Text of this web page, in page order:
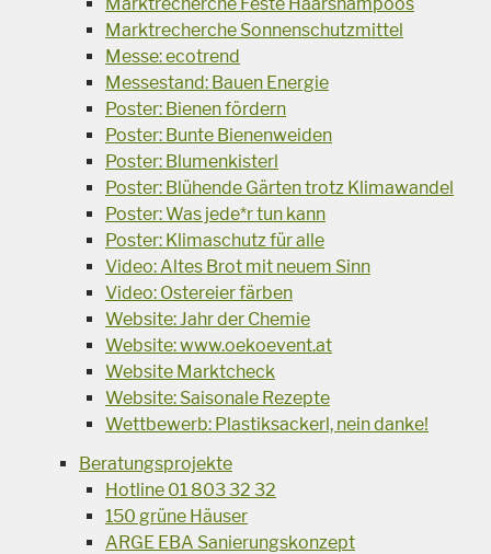
Marktrecherche Sonnenschutzmittel
Messe: ecotrend
Messestand: Bauen Energie
Poster: Bienen fördern
Poster: Bunte Bienenweiden
Poster: Blumenkisterl
Poster: Blühende Gärten trotz Klimawandel
Poster: Was jede*r tun kann
Poster: Klimaschutz für alle
Video: Altes Brot mit neuem Sinn
Video: Ostereier färben
Website: Jahr der Chemie
Website: www.oekoevent.at
Website Marktcheck
Website: Saisonale Rezepte
Wettbewerb: Plastiksackerl, nein danke!
Beratungsprojekte
Hotline 01 803 32 32
150 grüne Häuser
ARGE EBA Sanierungskonzept